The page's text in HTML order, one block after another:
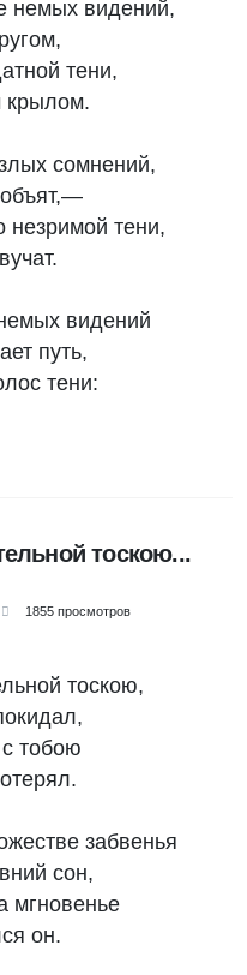
немых видений,
тени,
сомнений,
незримой тени,
видений
путь,
тени:
тоскою...
1855 просмотров
тоскою,
тобою
забвенья
сон,
мгновенье
он.